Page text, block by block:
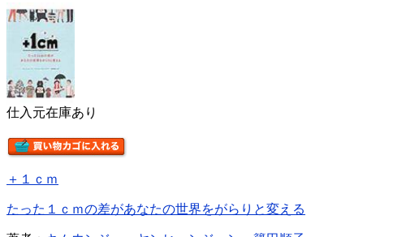
仕入元在庫あり
＋１ｃｍ
たった１ｃｍの差があなたの世界をがらりと変える